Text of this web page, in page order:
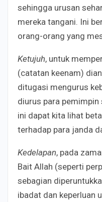
sehingga urusan
mereka tangani. Ini
orang-orang yang
Ketujuh, untuk
(catatan keenam)
ditugasi mengurus
diurus para pemimpin
ini dapat kita lihat
terhadap para janda
Kedelapan, pada
Bait Allah (seperti
sebagian
ibadat dan keperluan